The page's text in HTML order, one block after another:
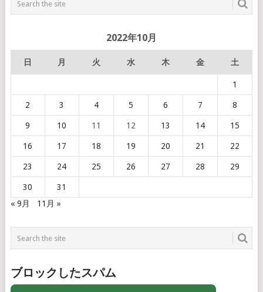
2022年10月
日 月 火 水 木 金 土
1
2 3 4 5 6 7 8
9 10 11 12 13 14 15
16 17 18 19 20 21 22
23 24 25 26 27 28 29
30
31
« 9月
11月 »
ブロックしたスパム